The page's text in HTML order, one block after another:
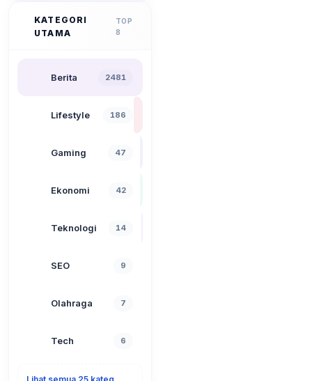
KATEGORI
UTAMA
TOP
8
Berita 2481
Lifestyle 186
Gaming 47
Ekonomi 42
Teknologi 14
SEO 9
Olahraga 7
Tech 6